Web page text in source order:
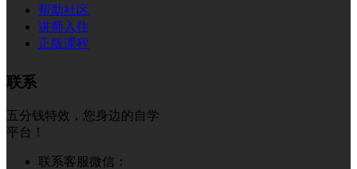
帮助社区
讲师入住
正版课程
联系
五分钱特效，您身边的自学
平台！
联系客服微信：